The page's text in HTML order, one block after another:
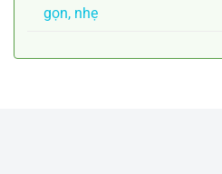
gọn, nhẹ